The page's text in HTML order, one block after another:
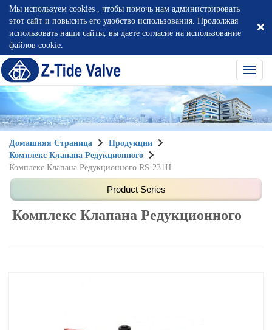
Мы используем cookies , чтобы помочь нам администрировать
этот сайт и повысить его удобство использования. Продолжая
использовать наши сайты, вы даете согласие на использование
файлов cookie.
選
單
換
Домашняя Страница
Продукции
Комплекс Клапана Редукционного
Комплекс Клапана Редукционного RS-231H
Комплекс Клапана Редукционного